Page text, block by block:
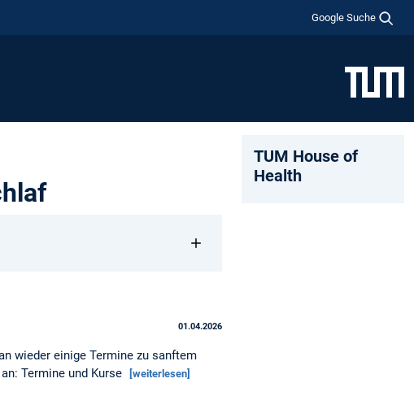
Google Suche
01.04.2026
wieder einige Termine zu sanftem
Termine und Kurse
[weiterlesen]
TUM House of
Health